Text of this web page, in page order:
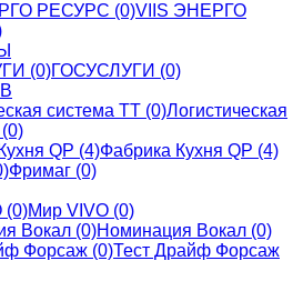
VIIS ЭНЕРГО
ГОСУСЛУГИ (0)
Логистическая
Фабрика Кухня QP (4)
Фримаг (0)
Мир VIVO (0)
Номинация Вокал (0)
Тест Драйф Форсаж